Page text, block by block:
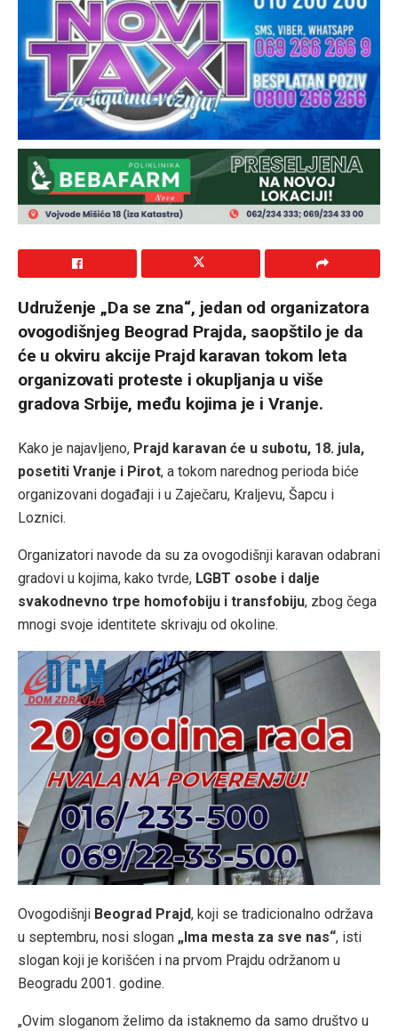
Udruženje „Da se zna“, jedan od organizatora
ovogodišnjeg Beograd Prajda, saopštilo je da
će u okviru akcije Prajd karavan tokom leta
organizovati proteste i okupljanja u više
gradova Srbije, među kojima je i Vranje.
Kako je najavljeno, Prajd karavan će u subotu, 18. jula,
posetiti Vranje i Pirot, a tokom narednog perioda biće
organizovani događaji i u Zaječaru, Kraljevu, Šapcu i
Loznici.
Organizatori navode da su za ovogodišnji karavan odabrani
gradovi u kojima, kako tvrde, LGBT osobe i dalje
svakodnevno trpe homofobiju i transfobiju, zbog čega
mnogi svoje identitete skrivaju od okoline.
Ovogodišnji Beograd Prajd, koji se tradicionalno održava
u septembru, nosi slogan „Ima mesta za sve nas“, isti
slogan koji je korišćen i na prvom Prajdu održanom u
Beogradu 2001. godine.
„Ovim sloganom želimo da istaknemo da samo društvo u